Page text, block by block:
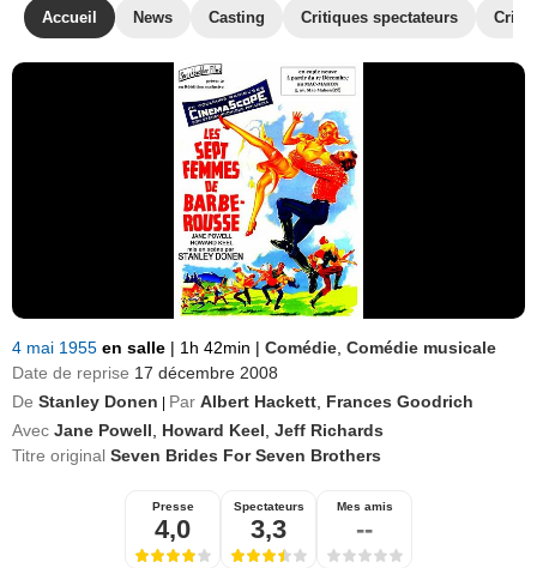
Accueil News Casting Critiques spectateurs
4 mai 1955 en salle | 1h 42min | Comédie Comédie musicale
Date de reprise 17 décembre 2008
De Stanley Donen Par Albert Hackett Frances Goodrich
Avec Jane Powell Howard Keel Jeff Richards
Titre original Seven Brides For Seven Brothers
Presse
4,0
Spectateurs
3,3
Mes amis
--